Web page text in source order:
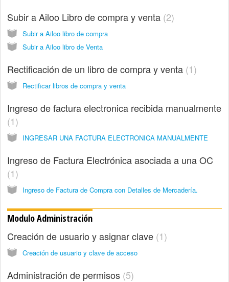
Subir a Ailoo Libro de compra y venta 2
Subir a Ailoo libro de compra
Subir a Ailoo libro de Venta
Rectificación de un libro de compra y venta 1
Rectificar libros de compra y venta
Ingreso de factura electronica recibida manualmente
1
INGRESAR UNA FACTURA ELECTRONICA MANUALMENTE
Ingreso de Factura Electrónica asociada a una OC
1
Ingreso de Factura de Compra con Detalles de Mercadería.
Modulo Administración
Creación de usuario y asignar clave 1
Creación de usuario y clave de acceso
Administración de permisos 5